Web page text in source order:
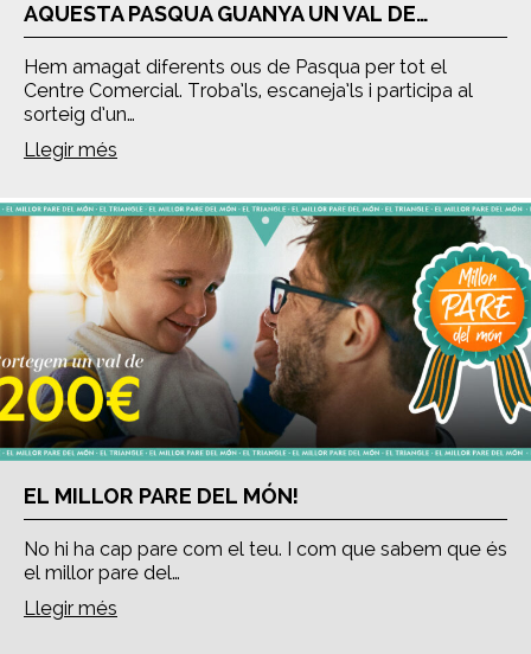
AQUESTA PASQUA GUANYA UN VAL DE…
Hem amagat diferents ous de Pasqua per tot el
Centre Comercial. Troba’ls, escaneja’ls i participa al
sorteig d’un…
Llegir més
EL MILLOR PARE DEL MÓN!
No hi ha cap pare com el teu. I com que sabem que és
el millor pare del…
Llegir més